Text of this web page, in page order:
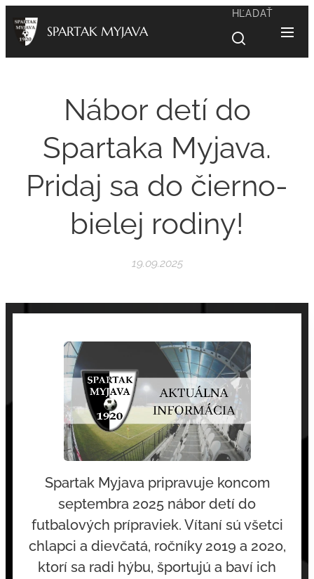
SPARTAK MYJAVA
HĽADAŤ
Nábor detí do
Spartaka Myjava.
Pridaj sa do čierno-
bielej rodiny!
19.09.2025
Spartak Myjava pripravuje koncom
septembra 2025 nábor detí do
futbalových prípraviek. Vítaní sú všetci
chlapci a dievčatá, ročníky 2019 a 2020,
ktorí sa radi hýbu, športujú a baví ich